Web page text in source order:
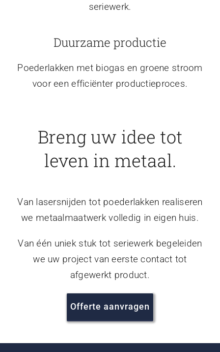
seriewerk.
Duurzame productie
Poederlakken met biogas en groene stroom
voor een efficiënter productieproces.
Breng uw idee tot
leven in metaal.
Van lasersnijden tot poederlakken realiseren
we metaalmaatwerk volledig in eigen huis.
Van één uniek stuk tot seriewerk begeleiden
we uw project van eerste contact tot
afgewerkt product.
Offerte aanvragen